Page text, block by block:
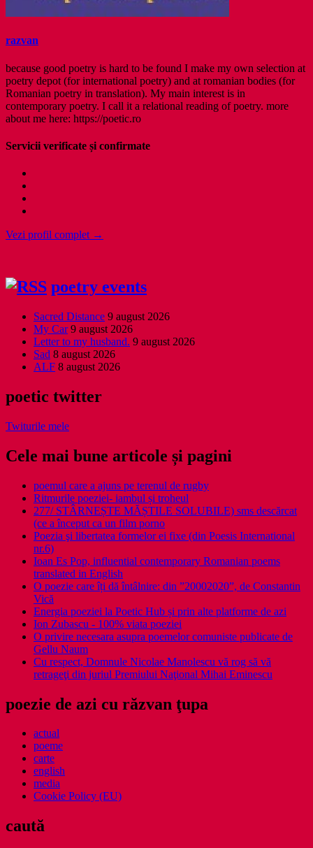
razvan
because good poetry is hard to be found I make my own selection at
poetry depot (for international poetry) and at romanian bodies (for
Romanian poetry in translation). My main interest is in
contemporary poetry. I call it a relational reading of poetry. more
about me here: https://poetic.ro
Servicii verificate și confirmate
Vezi profil complet →
poetry events
Sacred Distance 9 august 2026
My Car 9 august 2026
Letter to my husband. 9 august 2026
Sad 8 august 2026
ALF 8 august 2026
poetic twitter
Twiturile mele
Cele mai bune articole și pagini
poemul care a ajuns pe terenul de rugby
Ritmurile poeziei- iambul și troheul
277/ STÂRNEȘTE MĂȘTILE SOLUBILE) sms descărcat
(ce a început ca un film porno
Poezia şi libertatea formelor ei fixe (din Poesis International
nr.6)
Ioan Es Pop, influential contemporary Romanian poems
translated in English
O poezie care îți dă întâlnire: din ”20002020”, de Constantin
Vică
Energia poeziei la Poetic Hub și prin alte platforme de azi
Ion Zubascu - 100% viata poeziei
O privire necesara asupra poemelor comuniste publicate de
Gellu Naum
Cu respect, Domnule Nicolae Manolescu vă rog să vă
retrageţi din juriul Premiului Naţional Mihai Eminescu
poezie de azi cu răzvan ţupa
actual
poeme
carte
english
media
Cookie Policy (EU)
caută